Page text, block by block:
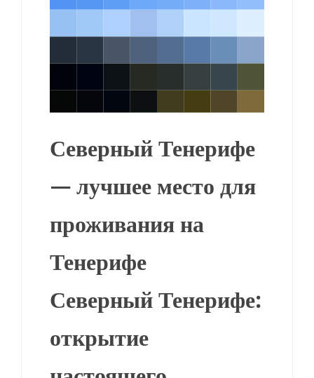
Северный Тенерифе
— лучшее место для
проживания на
Тенерифе
Северный Тенерифе:
открытие